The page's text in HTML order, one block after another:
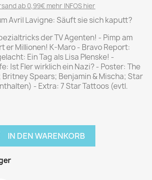
ab 0,99€ mehr INFOS hier
Avril Lavigne: Säuft sie sich kaputt?
der TV Agenten! - Pimp am
er Millionen! K-Maro - Bravo Report:
Ein Tag als Lisa Plenske! -
Ist Fler wirklich ein Nazi? - Poster: The
Britney Spears; Benjamin & Mischa; Star
- Extra: 7 Star Tattoos (evtl.
IN DEN WARENKORB